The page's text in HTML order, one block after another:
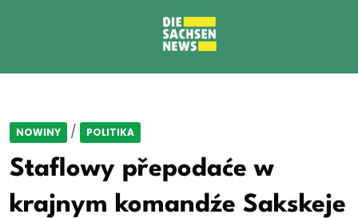
NOWINY / POLITIKA
Staflowy přepodaće w
krajnym komandźe Sakskeje